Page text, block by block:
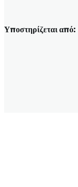
Υποστηρίζεται από: